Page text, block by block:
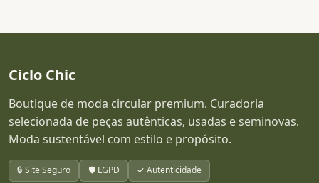
Ciclo Chic
Boutique de moda circular premium. Curadoria
selecionada de peças autênticas, usadas e seminovas.
Moda sustentável com estilo e propósito.
🔒 Site Seguro 🛡️ LGPD ✓ Autenticidade